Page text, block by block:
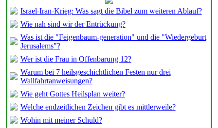
Israel-Iran-Krieg: Was sagt die Bibel zum weiteren Ablauf?
Wie nah sind wir der Entrückung?
Was ist die "Feigenbaum-generation" und die "Wiedergeburt
Jerusalems"?
Wer ist die Frau in Offenbarung 12?
Warum bei 7 heilsgeschichtlichen Festen nur drei
Wallfahrtanweisungen?
Wie geht Gottes Heilsplan weiter?
Welche endzeitlichen Zeichen gibt es mittlerweile?
Wohin mit meiner Schuld?